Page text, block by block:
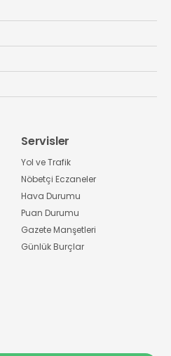
Servisler
Yol ve Trafik
Nöbetçi Eczaneler
Hava Durumu
Puan Durumu
Gazete Manşetleri
Günlük Burçlar